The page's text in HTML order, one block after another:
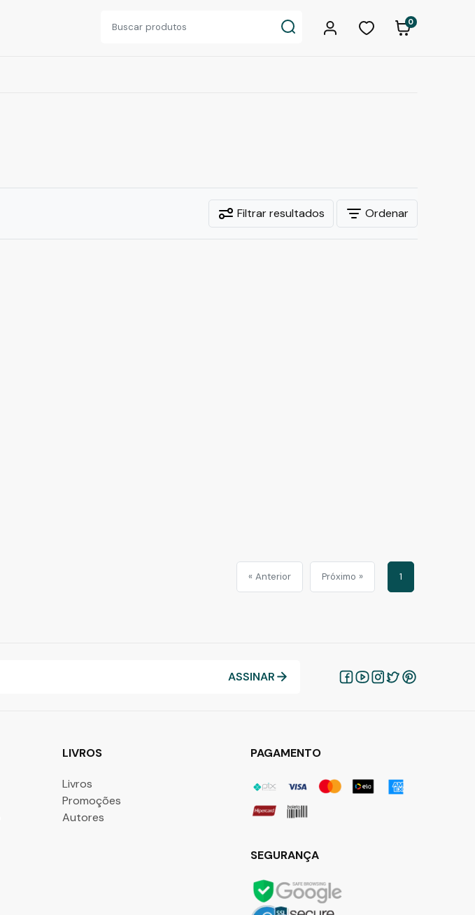
0
Filtrar resultados Ordenar
« Anterior Próximo » 1
ASSINAR
LIVROS
Livros
Promoções
Autores
PAGAMENTO
SEGURANÇA